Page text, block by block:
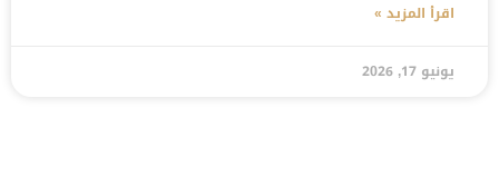
اقرأ المزيد »
يونيو 17, 2026